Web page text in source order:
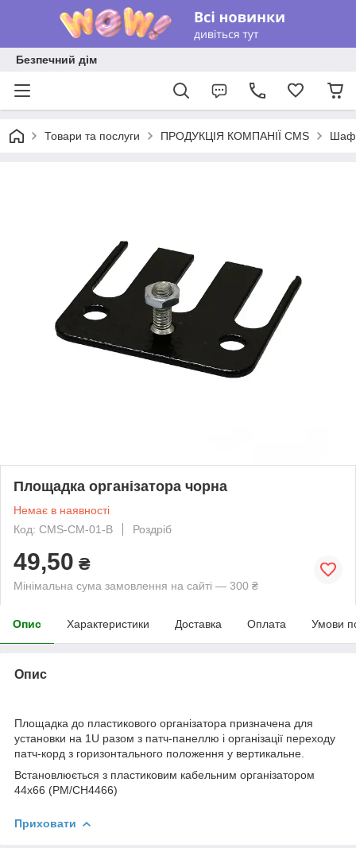
Безпечний дім
Товари та послуги ПРОДУКЦІЯ КОМПАНІЇ CMS
Площадка організатора чорна
Немає в наявності
Код: CMS-CM-01-B
Роздріб
49,50 ₴
Мінімальна сума замовлення на сайті — 300 ₴
Опис Характеристики Доставка Оплата Умови
Опис
Площадка до пластикового організатора призначена для
установки на 1U разом з патч-панеллю і організації переходу
патч-корд з горизонтального положення у вертикальне.
Встановлюється з пластиковим кабельним організатором
44х66 (PM/CH4466)
Приховати